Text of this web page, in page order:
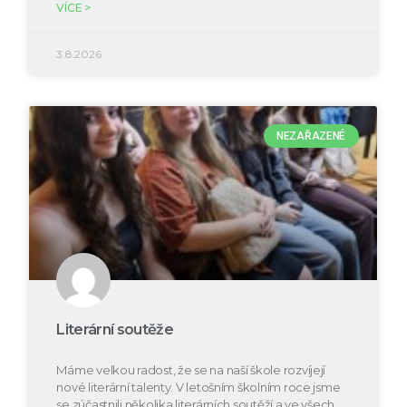
VÍCE >
3.8.2026
NEZAŘAZENÉ
Literární soutěže
Máme velkou radost, že se na naší škole rozvíjejí
nové literární talenty. V letošním školním roce jsme
se zúčastnili několika literárních soutěží a ve všech